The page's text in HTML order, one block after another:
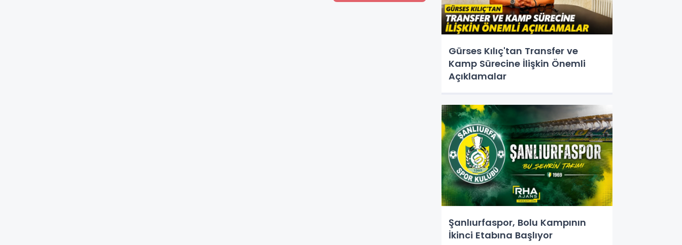
Gürses Kılıç'tan Transfer ve
Kamp Sürecine İlişkin Önemli
Açıklamalar
Şanlıurfaspor, Bolu Kampının
İkinci Etabına Başlıyor